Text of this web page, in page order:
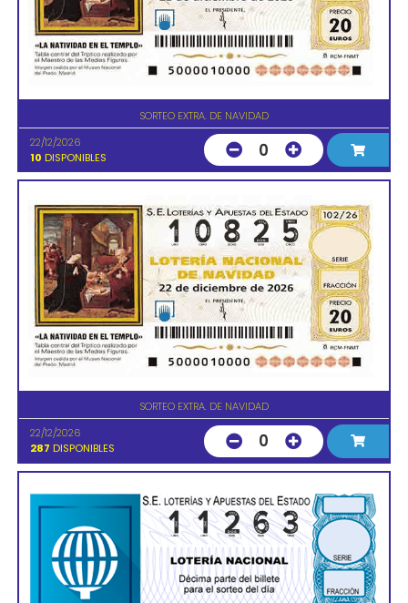
SORTEO EXTRA. DE NAVIDAD
22/12/2026
10 DISPONIBLES 0
SORTEO EXTRA. DE NAVIDAD
22/12/2026
287 DISPONIBLES 0